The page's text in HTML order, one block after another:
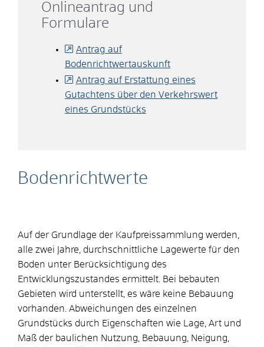
Bodenrichtwerte
Auf der Grundlage der Kaufpreissammlung werden,
alle zwei Jahre, durchschnittliche Lagewerte für den
Boden unter Berücksichtigung des
Entwicklungszustandes ermittelt. Bei bebauten
Gebieten wird unterstellt, es wäre keine Bebauung
vorhanden. Abweichungen des einzelnen
Grundstücks durch Eigenschaften wie Lage, Art und
Maß der baulichen Nutzung, Bebauung, Neigung,
Onlineantrag und
Formulare
Antrag auf
Bodenrichtwertauskunft
Antrag auf Erstattung eines
Gutachtens über den Verkehrswert
eines Grundstücks